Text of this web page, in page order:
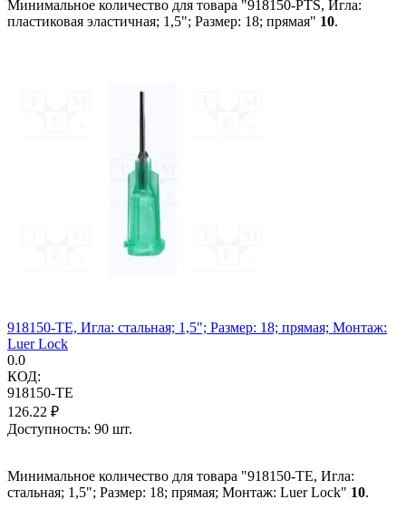
Минимальное количество для товара "918150-PTS, Игла:
пластиковая эластичная; 1,5"; Размер: 18; прямая" 10.
918150-TE, Игла: стальная; 1,5"; Размер: 18; прямая; Монтаж:
Luer Lock
0.0
КОД:
918150-TE
126.22 ₽
Доступность: 90 шт.
Минимальное количество для товара "918150-TE, Игла:
стальная; 1,5"; Размер: 18; прямая; Монтаж: Luer Lock" 10.